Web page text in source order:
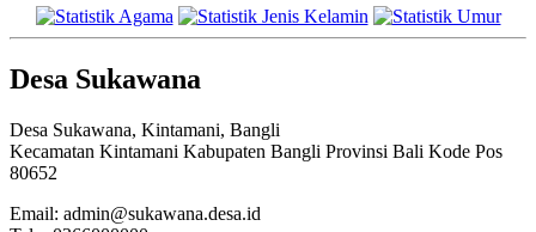
Desa Sukawana
Desa Sukawana, Kintamani, Bangli
Kecamatan Kintamani Kabupaten Bangli Provinsi Bali Kode Pos
80652
Email: admin@sukawana.desa.id